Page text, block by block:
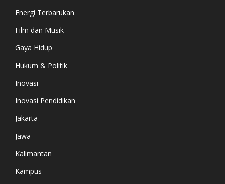
Energi Terbarukan
Film dan Musik
Gaya Hidup
Hukum & Politik
Inovasi
Inovasi Pendidikan
Jakarta
Jawa
Kalimantan
Kampus